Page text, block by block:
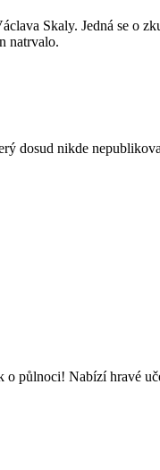
Skaly. Jedná se o
natrvalo.
dosud nikde
o půlnoci! Nabízí hravé